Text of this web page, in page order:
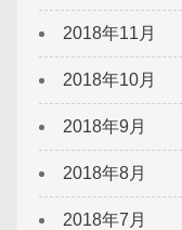
2018年11月
2018年10月
2018年9月
2018年8月
2018年7月